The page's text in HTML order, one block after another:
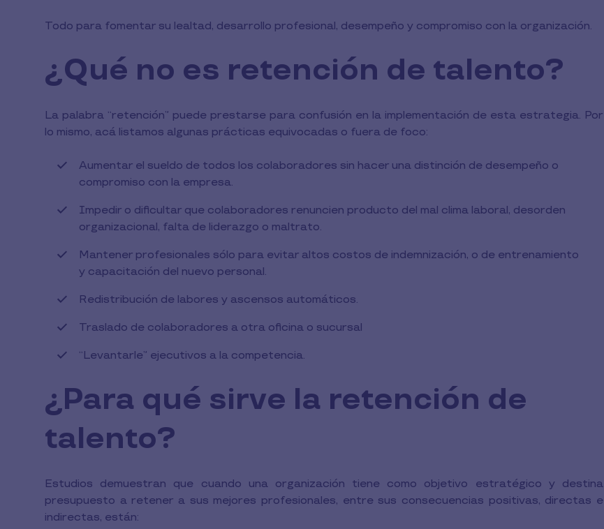
Todo para fomentar su lealtad, desarrollo profesional, desempeño y compromiso con la organización.
¿Qué no es retención de talento?
La palabra “retención” puede prestarse para confusión en la implementación de esta estrategia. Por
lo mismo, acá listamos algunas prácticas equivocadas o fuera de foco:
Aumentar el sueldo de todos los colaboradores sin hacer una distinción de desempeño o
compromiso con la empresa.
Impedir o dificultar que colaboradores renuncien producto del mal clima laboral, desorden
organizacional, falta de liderazgo o maltrato.
Mantener profesionales sólo para evitar altos costos de indemnización, o de entrenamiento
y capacitación del nuevo personal.
Redistribución de labores y ascensos automáticos.
Traslado de colaboradores a otra oficina o sucursal
“Levantarle” ejecutivos a la competencia.
¿Para qué sirve la retención de
talento?
Estudios demuestran que cuando una organización tiene como objetivo estratégico y destina
presupuesto a retener a sus mejores profesionales, entre sus consecuencias positivas, directas e
indirectas, están: